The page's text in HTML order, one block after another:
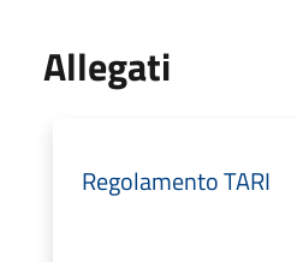
Allegati
Regolamento TARI